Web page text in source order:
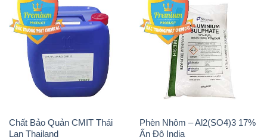
Chất Bảo Quản CMIT Thái
Lan Thailand
Phèn Nhôm – Al2(SO4)3 17%
Ấn Độ India